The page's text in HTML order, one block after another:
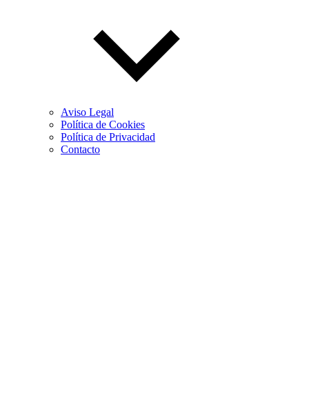
Aviso Legal
Política de Cookies
Política de Privacidad
Contacto